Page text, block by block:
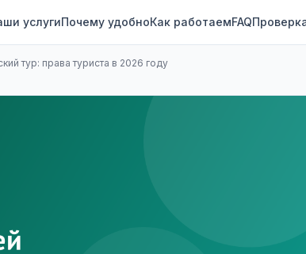
услугиПочему удобноКак работаемFAQ
тур: права туриста в 2026 году